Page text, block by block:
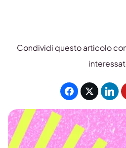
Condividi questo articolo